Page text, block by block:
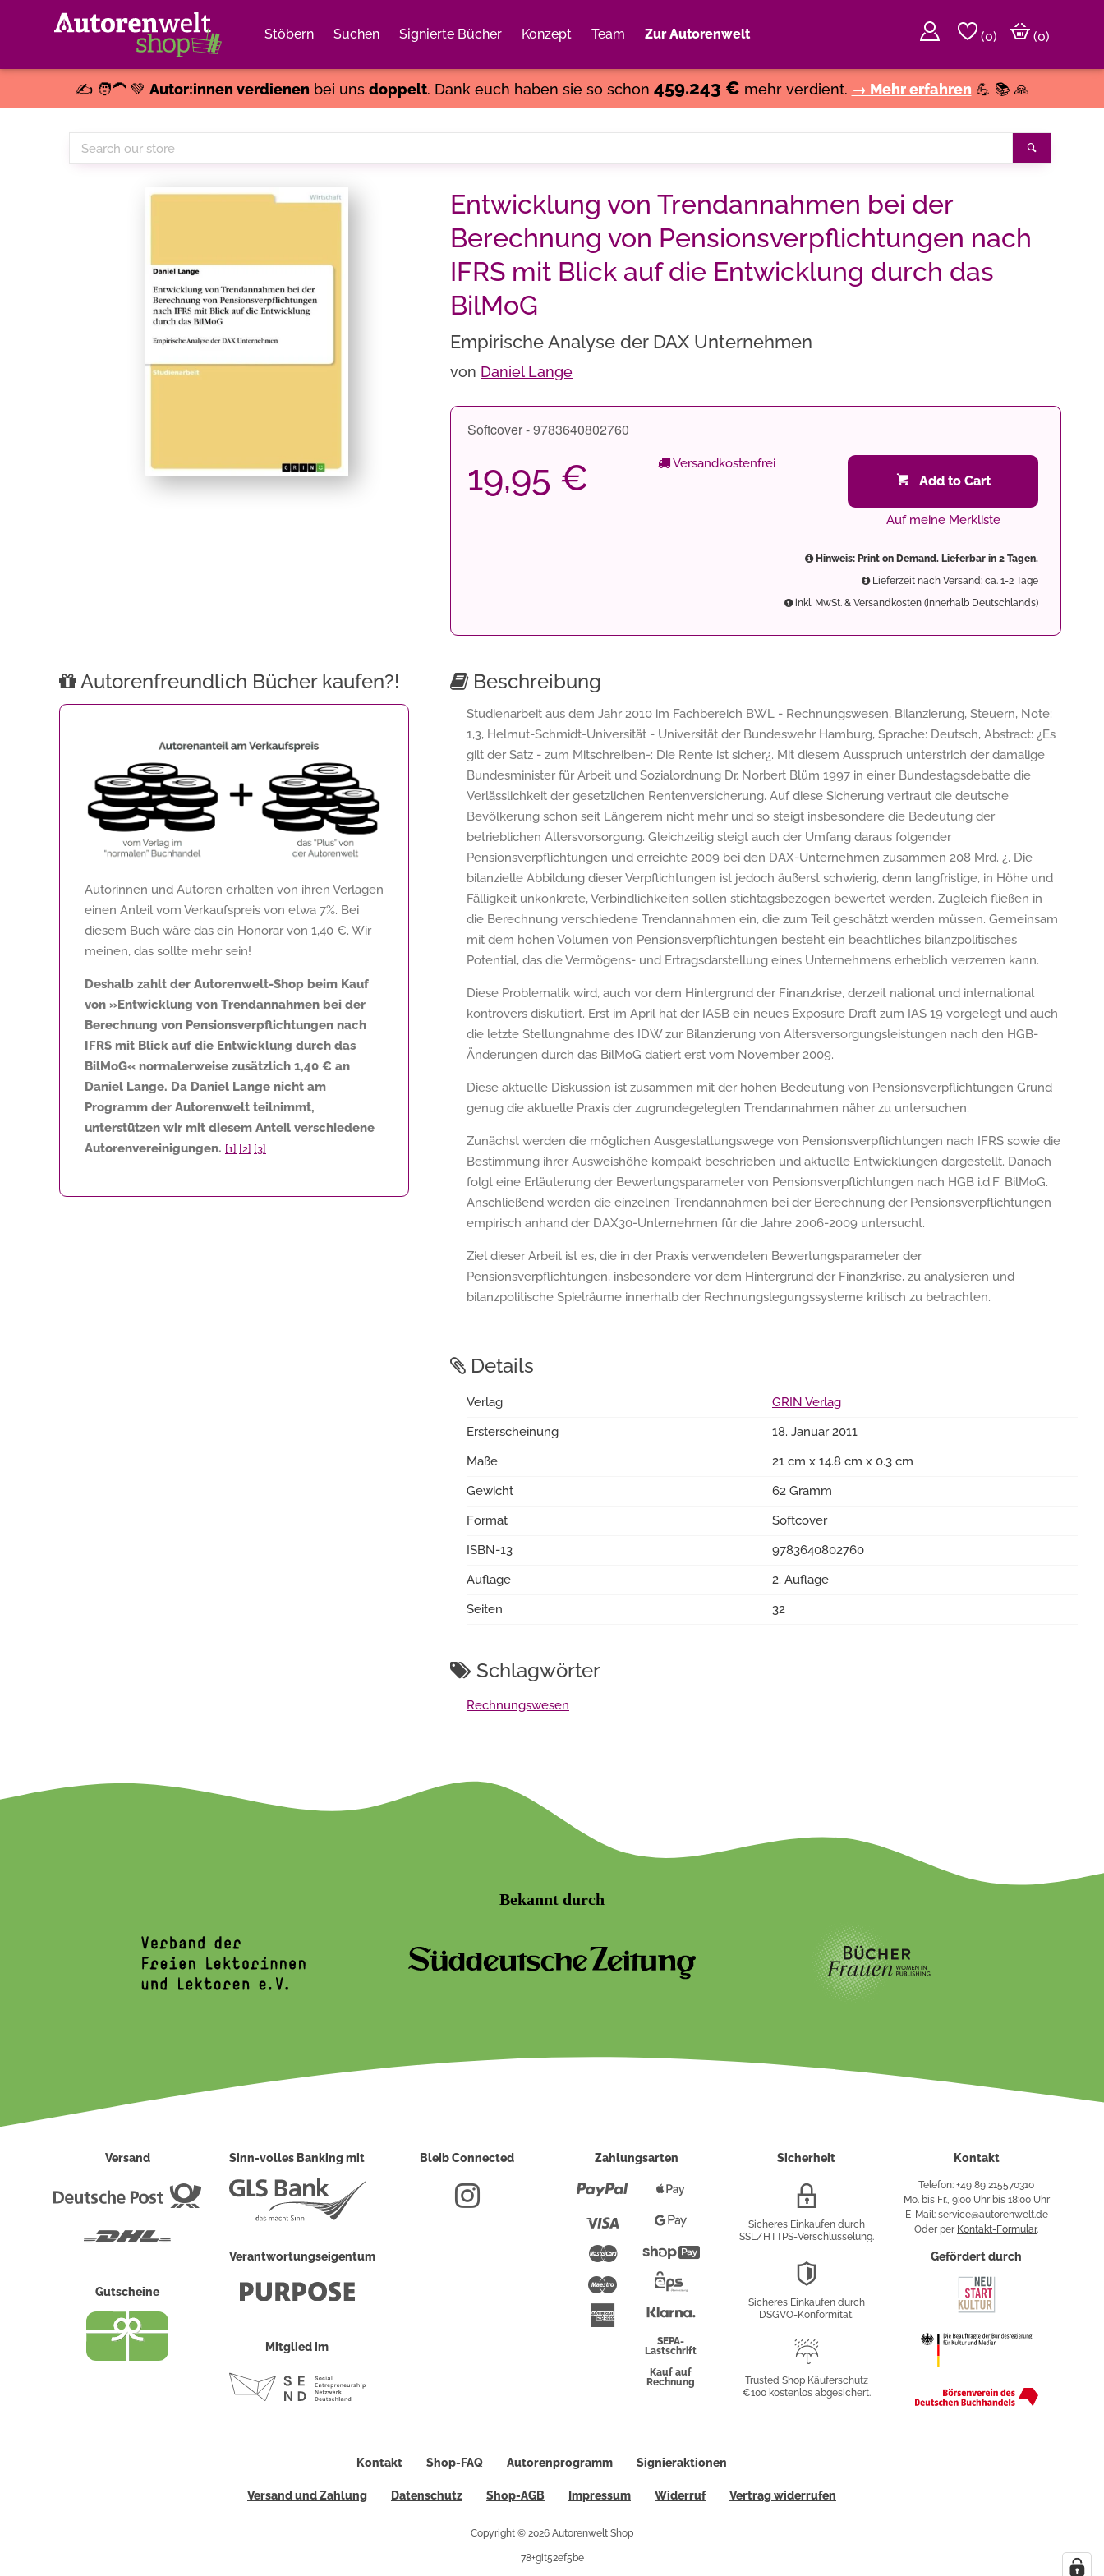
Stöbern Suchen Signierte Bücher Konzept Team Zur Autorenwelt (0)
(0)
✍️ 🧑‍🦱 💚 Autor:innen verdienenbei uns doppelt. Dank euch haben sie so schon 459.243 € mehr verdient. → Mehr erfahren 💪 📚 🙏
Search
our
Entwicklung von Trendannahmen bei der
Berechnung von Pensionsverpflichtungen nach
IFRS mit Blick auf die Entwicklung durch das
BilMoG
Empirische Analyse der DAX Unternehmen
von Daniel Lange
Softcover - 9783640802760
19,95 € Versandkostenfrei
Add to Cart
Auf meine Merkliste
Hinweis: Print on Demand. Lieferbar in 2 Tagen.
Lieferzeit nach Versand: ca. 1-2 Tage
inkl. MwSt. & Versandkosten (innerhalb Deutschlands)
Autorenfreundlich Bücher kaufen?!
Autorinnen und Autoren erhalten von ihren Verlagen
einen Anteil vom Verkaufspreis von etwa 7%. Bei
diesem Buch wäre das ein Honorar von 1,40 €. Wir
meinen, das sollte mehr sein!
Deshalb zahlt der Autorenwelt-Shop beim Kauf
von »Entwicklung von Trendannahmen bei der
Berechnung von Pensionsverpflichtungen nach
IFRS mit Blick auf die Entwicklung durch das
BilMoG« normalerweise zusätzlich 1,40 € an
Daniel Lange. Da Daniel Lange nicht am
Programm der Autorenwelt teilnimmt,
unterstützen wir mit diesem Anteil verschiedene
Autorenvereinigungen. [1] [2] [3]
Beschreibung
Studienarbeit aus dem Jahr 2010 im Fachbereich BWL - Rechnungswesen, Bilanzierung, Steuern, Note:
1,3, Helmut-Schmidt-Universität - Universität der Bundeswehr Hamburg, Sprache: Deutsch, Abstract: ¿Es
gilt der Satz - zum Mitschreiben-: Die Rente ist sicher¿. Mit diesem Ausspruch unterstrich der damalige
Bundesminister für Arbeit und Sozialordnung Dr. Norbert Blüm 1997 in einer Bundestagsdebatte die
Verlässlichkeit der gesetzlichen Rentenversicherung. Auf diese Sicherung vertraut die deutsche
Bevölkerung schon seit Längerem nicht mehr und so steigt insbesondere die Bedeutung der
betrieblichen Altersvorsorgung. Gleichzeitig steigt auch der Umfang daraus folgender
Pensionsverpflichtungen und erreichte 2009 bei den DAX-Unternehmen zusammen 208 Mrd. ¿. Die
bilanzielle Abbildung dieser Verpflichtungen ist jedoch äußerst schwierig, denn langfristige, in Höhe und
Fälligkeit unkonkrete, Verbindlichkeiten sollen stichtagsbezogen bewertet werden. Zugleich fließen in
die Berechnung verschiedene Trendannahmen ein, die zum Teil geschätzt werden müssen. Gemeinsam
mit dem hohen Volumen von Pensionsverpflichtungen besteht ein beachtliches bilanzpolitisches
Potential, das die Vermögens- und Ertragsdarstellung eines Unternehmens erheblich verzerren kann.
Diese Problematik wird, auch vor dem Hintergrund der Finanzkrise, derzeit national und international
kontrovers diskutiert. Erst im April hat der IASB ein neues Exposure Draft zum IAS 19 vorgelegt und auch
die letzte Stellungnahme des IDW zur Bilanzierung von Altersversorgungsleistungen nach den HGB-
Änderungen durch das BilMoG datiert erst vom November 2009.
Diese aktuelle Diskussion ist zusammen mit der hohen Bedeutung von Pensionsverpflichtungen Grund
genug die aktuelle Praxis der zugrundegelegten Trendannahmen näher zu untersuchen.
Zunächst werden die möglichen Ausgestaltungswege von Pensionsverpflichtungen nach IFRS sowie die
Bestimmung ihrer Ausweishöhe kompakt beschrieben und aktuelle Entwicklungen dargestellt. Danach
folgt eine Erläuterung der Bewertungsparameter von Pensionsverpflichtungen nach HGB i.d.F. BilMoG.
Anschließend werden die einzelnen Trendannahmen bei der Berechnung der Pensionsverpflichtungen
empirisch anhand der DAX30-Unternehmen für die Jahre 2006-2009 untersucht.
Ziel dieser Arbeit ist es, die in der Praxis verwendeten Bewertungsparameter der
Pensionsverpflichtungen, insbesondere vor dem Hintergrund der Finanzkrise, zu analysieren und
bilanzpolitische Spielräume innerhalb der Rechnungslegungssysteme kritisch zu betrachten.
Details
Verlag
GRIN Verlag
Ersterscheinung
18. Januar 2011
Maße
21 cm x 14.8 cm x 0.3 cm
Gewicht
62 Gramm
Format
Softcover
ISBN-13
9783640802760
Auflage
2. Auflage
Seiten
32
Schlagwörter
Rechnungswesen
Bekannt durch
Versand
Deutsche
Gutscheine
Sinn-volles Banking mit
Verantwortungseigentum
Mitglied im
Bleib Connected Zahlungsarten
Paypal
Mastercard
Maestro
American
Express
Pay
PayShopify
Überweisung
SEPA-
Lastschrift
Kauf auf
Rechnung
Sicherheit
Verschlüsselung
Sicheres Einkaufen durch
SSL/HTTPS-Verschlüsselung.
Sicheres Einkaufen durch
DSGVO-Konformität.
Käuferschutz
Trusted Shop Käuferschutz
€100 kostenlos abgesichert.
Kontakt
Telefon: +49 89 215570310
Mo. bis Fr., 9:00 Uhr bis 18:00 Uhr
E-Mail: service@autorenwelt.de
Oder per Kontakt-Formular.
Gefördert durch
Kontakt Shop-FAQ Autorenprogramm Signieraktionen
Versand und Zahlung Datenschutz Shop-AGB Impressum Widerruf Vertrag widerrufen
Copyright © 2026 Autorenwelt Shop
78+git52ef5be